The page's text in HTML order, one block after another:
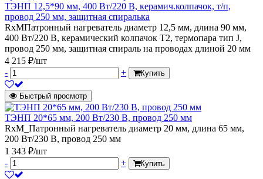
ТЭНП 12,5*90 мм, 400 Вт/220 В, керамич.колпачок, т/п,
провод 250 мм, защитная спиралька
RxMПатронный нагреватель диаметр 12,5 мм, длина 90 мм,
400 Вт/220 В, керамический колпачок Т2, термопара тип J,
провод 250 мм, защитная спираль на проводах длиной 20 мм
4 215 ₽/шт
-
+ Купить
Быстрый просмотр
ТЭНП 20*65 мм, 200 Вт/230 В, провод 250 мм
RxM_Патронный нагреватель диаметр 20 мм, длина 65 мм,
200 Вт/230 В, провод 250 мм
1 343 ₽/шт
-
+ Купить